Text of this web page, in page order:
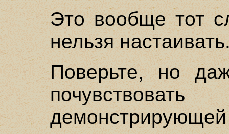
Это вообще тот
нельзя
Поверьте, но